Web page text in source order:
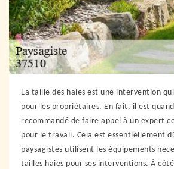
La taille des haies est une intervention
pour les propriétaires. En fait, il est
recommandé de faire appel à un expert
pour le travail. Cela est essentiellement
paysagistes utilisent les équipements
tailles haies pour ses interventions. À